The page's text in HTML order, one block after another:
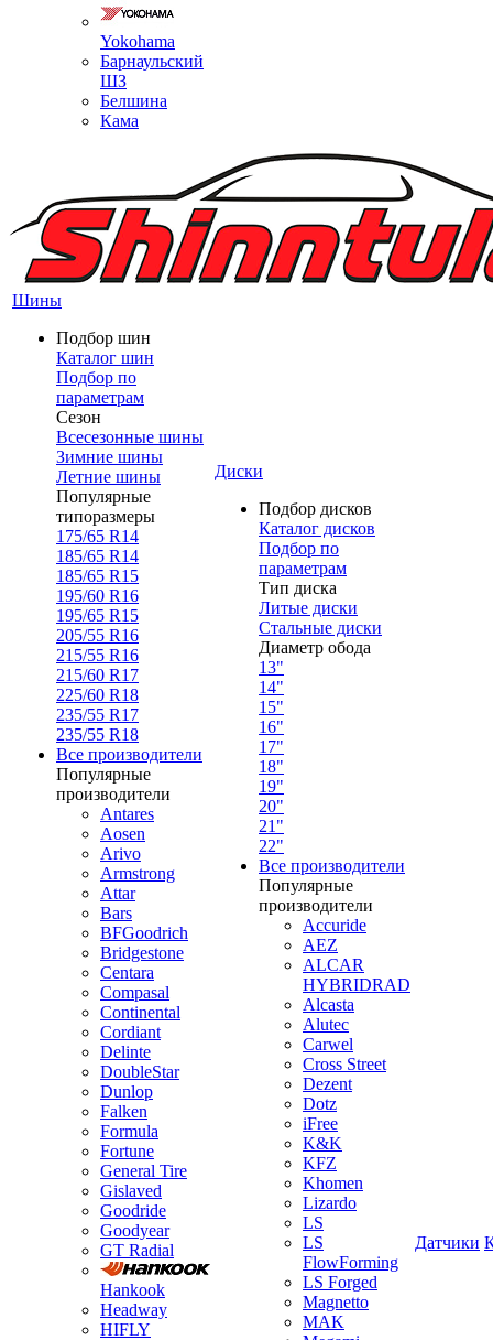
Yokohama
Барнаульский
ШЗ
Белшина
Кама
Шины
Подбор шин
Каталог шин
Подбор по
параметрам
Сезон
Всесезонные шины
Зимние шины
Летние шины
Популярные
типоразмеры
175/65 R14
185/65 R14
185/65 R15
195/60 R16
195/65 R15
205/55 R16
215/55 R16
215/60 R17
225/60 R18
235/55 R17
235/55 R18
Все производители
Популярные
производители
Antares
Aosen
Arivo
Armstrong
Attar
Bars
BFGoodrich
Bridgestone
Centara
Compasal
Continental
Cordiant
Delinte
DoubleStar
Dunlop
Falken
Formula
Fortune
General Tire
Gislaved
Goodride
Goodyear
GT Radial
Hankook
Headway
HIFLY
Диски
Подбор дисков
Каталог дисков
Подбор по
параметрам
Тип диска
Литые диски
Стальные диски
Диаметр обода
13"
14"
15"
16"
17"
18"
19"
20"
21"
22"
Все производители
Популярные
производители
Accuride
AEZ
ALCAR
HYBRIDRAD
Alcasta
Alutec
Carwel
Cross Street
Dezent
Dotz
iFree
K&K
KFZ
Khomen
Lizardo
LS
LS
FlowForming
LS Forged
Magnetto
MAK
Датчики